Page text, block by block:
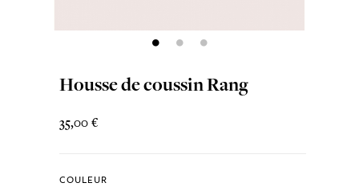
Housse de coussin Rang
35,00 €
COULEUR